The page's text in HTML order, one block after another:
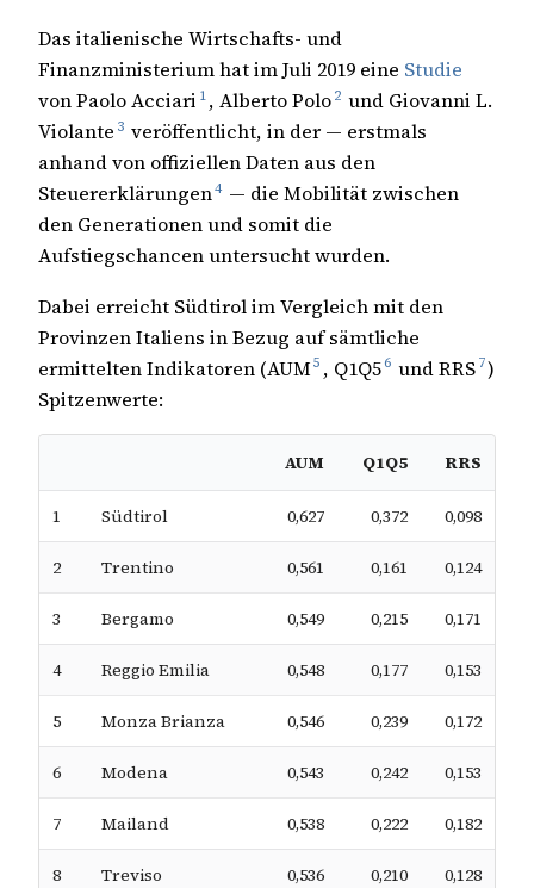
Das italienische Wirtschafts- und
Finanzministerium hat im Juli 2019 eine Studie
von Paolo Acciari 1, Alberto Polo2 und Giovanni L.
Violante 3 veröffentlicht, in der — erstmals
anhand von offiziellen Daten aus den
Steuererklärungen4 — die Mobilität zwischen
den Generationen und somit die
Aufstiegschancen untersucht wurden.
Dabei erreicht Südtirol im Vergleich mit den
Provinzen Italiens in Bezug auf sämtliche
ermittelten Indikatoren (AUM5 , Q1Q56 und RRS7)
Spitzenwerte:
AUM Q1Q5 RRS
1 Südtirol 0,627 0,372 0,098
2 Trentino 0,561 0,161 0,124
3 Bergamo 0,549 0,215 0,171
4 Reggio Emilia 0,548 0,177 0,153
5 Monza Brianza 0,546 0,239 0,172
6 Modena 0,543 0,242 0,153
7 Mailand 0,538 0,222 0,182
8 Treviso 0,536 0,210 0,128